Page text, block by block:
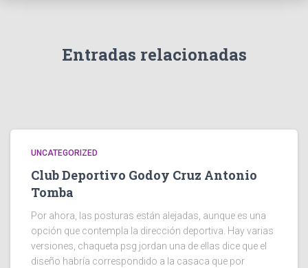
Entradas relacionadas
UNCATEGORIZED
Club Deportivo Godoy Cruz Antonio
Tomba
Por ahora, las posturas están alejadas, aunque es una
opción que contempla la dirección deportiva. Hay varias
versiones, chaqueta psg jordan una de ellas dice que el
diseño habría correspondido a la casaca que por